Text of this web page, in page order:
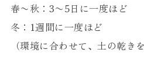
春〜秋：3〜5日に一度ほど
冬：1週間に一度ほど
（環境に合わせて、土の乾き